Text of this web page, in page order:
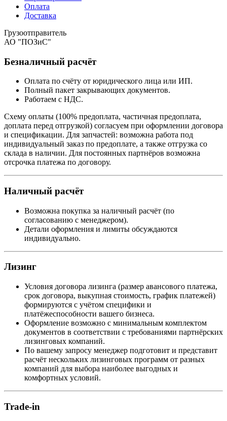
Оплата
Доставка
Грузоотправитель
АО "ПОЗиС"
Безналичный расчёт
Оплата по счёту от юридического лица или ИП.
Полный пакет закрывающих документов.
Работаем с НДС.
Схему оплаты (100% предоплата, частичная предоплата,
доплата перед отгрузкой) согласуем при оформлении договора
и спецификации. Для запчастей: возможна работа под
индивидуальный заказ по предоплате, а также отгрузка со
склада в наличии. Для постоянных партнёров возможна
отсрочка платежа по договору.
Наличный расчёт
Возможна покупка за наличный расчёт (по
согласованию с менеджером).
Детали оформления и лимиты обсуждаются
индивидуально.
Лизинг
Условия договора лизинга (размер авансового платежа,
срок договора, выкупная стоимость, график платежей)
формируются с учётом специфики и
платёжеспособности вашего бизнеса.
Оформление возможно с минимальным комплектом
документов в соответствии с требованиями партнёрских
лизинговых компаний.
По вашему запросу менеджер подготовит и представит
расчёт нескольких лизинговых программ от разных
компаний для выбора наиболее выгодных и
комфортных условий.
Trade-in